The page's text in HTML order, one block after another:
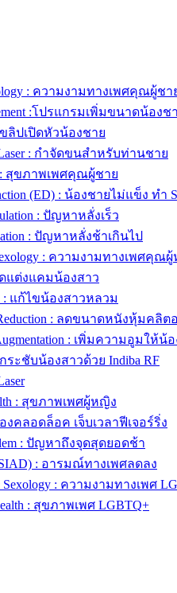
: ความงามทางเพศคุณผู้ชา
:โปรแกรมเพิ่มขนาดน้องช
ขลิปเปิดหัวน้องชาย
Laser : กำจัดขนสำหรับท่านชาย
: สุขภาพเพศคุณผู้ชาย
(ED) : น้องชายไม่แข็ง ทำ
: ปัญหาหลั่งเร็ว
: ปัญหาหลั่งช้าเกินไป
Sexology : ความงามทางเพศคุณ
ดแต่งแคมน้องสาว
: แก้ไขน้องสาวหลวม
: ลดขนาดหนังหุ้มคลิ
: เพิ่มความอูมให้น้
กระชับน้องสาวด้วย Indiba RF
: สุขภาพเพศผู้หญิง
องคลอดล็อค เจ็บเวลาฟีเจอร์ริ่ง
: ปัญหาถึงจุดสุดยอดช้า
: อารมณ์ทางเพศลดลง
Sexology : ความงามทางเพศ
: สุขภาพเพศ LGBTQ+